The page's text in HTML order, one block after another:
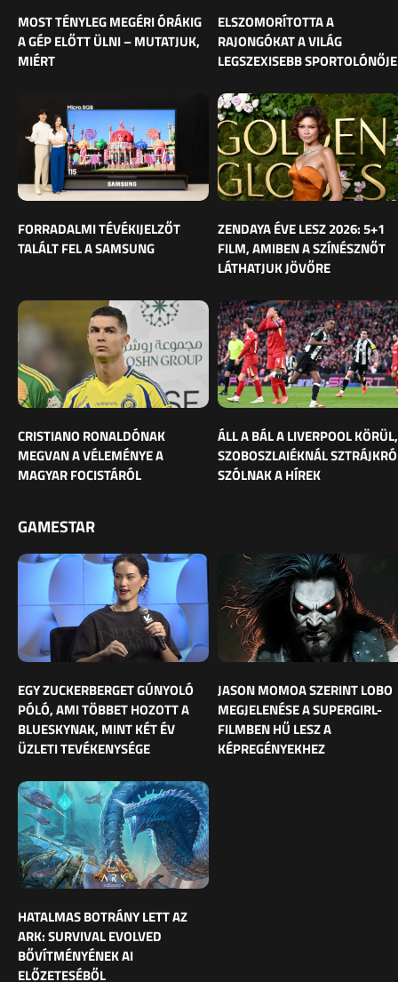
MOST TÉNYLEG MEGÉRI ÓRÁKIG
A GÉP ELŐTT ÜLNI – MUTATJUK,
MIÉRT
ELSZOMORÍTOTTA A
RAJONGÓKAT A VILÁG
LEGSZEXISEBB SPORTOLÓNŐJE
FORRADALMI TÉVÉKIJELZŐT
TALÁLT FEL A SAMSUNG
ZENDAYA ÉVE LESZ 2026: 5+1
FILM, AMIBEN A SZÍNÉSZNŐT
LÁTHATJUK JÖVŐRE
CRISTIANO RONALDÓNAK
MEGVAN A VÉLEMÉNYE A
MAGYAR FOCISTÁRÓL
ÁLL A BÁL A LIVERPOOL KÖRÜL,
SZOBOSZLAIÉKNÁL
SZÓLNAK A HÍREK
GAMESTAR
EGY ZUCKERBERGET GÚNYOLÓ
PÓLÓ, AMI TÖBBET HOZOTT A
BLUESKYNAK, MINT KÉT ÉV
ÜZLETI TEVÉKENYSÉGE
JASON MOMOA SZERINT LOBO
MEGJELENÉSE A SUPERGIRL-
FILMBEN HŰ LESZ A
KÉPREGÉNYEKHEZ
HATALMAS BOTRÁNY LETT AZ
ARK: SURVIVAL EVOLVED
BŐVÍTMÉNYÉNEK AI
ELŐZETESÉBŐL